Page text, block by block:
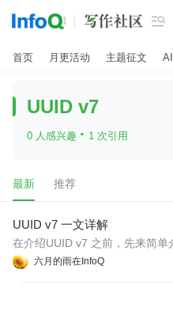

首页 月更活动 主题征文 AI
UUID v7
0 人感兴趣 · 1 次引用
最新 推荐
UUID v7 一文详解
六月的雨在InfoQ
在介绍UUID v7 之前，先来简单